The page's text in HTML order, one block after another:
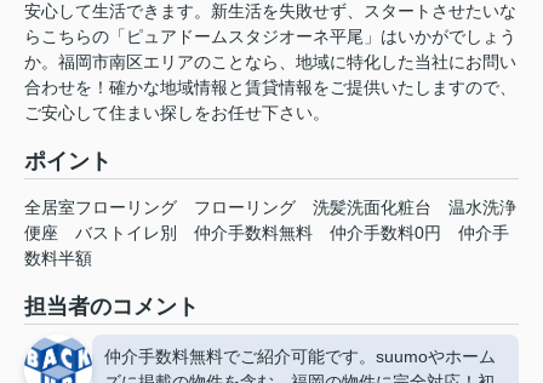
安心して生活できます。新生活を失敗せず、スタートさせたいな
らこちらの「ピュアドームスタジオーネ平尾」はいかがでしょう
か。福岡市南区エリアのことなら、地域に特化した当社にお問い
合わせを！確かな地域情報と賃貸情報をご提供いたしますので、
ご安心して住まい探しをお任せ下さい。
ポイント
全居室フローリング フローリング 洗髪洗面化粧台
温水洗浄
便座
バストイレ別 仲介手数料無料 仲介手数料0円
仲介手
数料半額
担当者のコメント
仲介手数料無料でご紹介可能です。suumoやホーム